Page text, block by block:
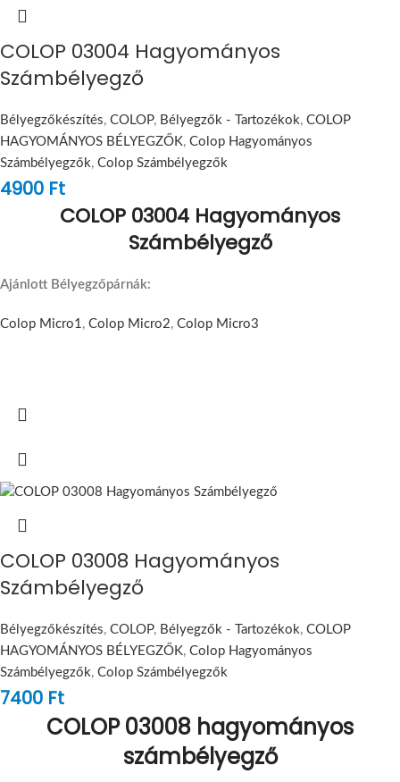
COLOP 03004 Hagyományos
Számbélyegző
Bélyegzőkészítés, COLOP, Bélyegzők - Tartozékok, COLOP
HAGYOMÁNYOS BÉLYEGZŐK, Colop Hagyományos
Számbélyegzők, Colop Számbélyegzők
4900 Ft
COLOP 03004 Hagyományos
Számbélyegző
Ajánlott Bélyegzőpárnák:
Colop Micro1 , Colop Micro2, Colop Micro3
COLOP 03008 Hagyományos
Számbélyegző
Bélyegzőkészítés, COLOP, Bélyegzők - Tartozékok, COLOP
HAGYOMÁNYOS BÉLYEGZŐK, Colop Hagyományos
Számbélyegzők, Colop Számbélyegzők
7400 Ft
COLOP 03008 hagyományos
számbélyegző